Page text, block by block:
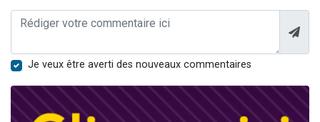
Je veux être averti des nouveaux commentaires